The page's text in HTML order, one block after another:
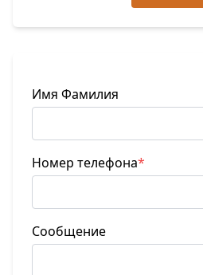
Имя Фамилия
Номер телефона*
Сообщение